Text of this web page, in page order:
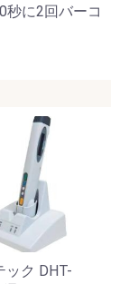
秒に2回バーコ
ック DHT-